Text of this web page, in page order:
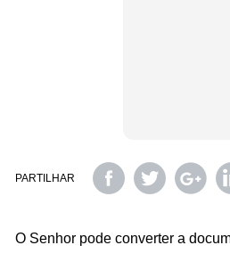
PARTILHAR
O Senhor pode converter a